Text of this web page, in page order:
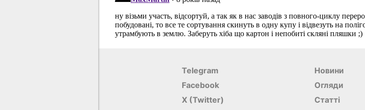
Telegram
Facebook
X (Twitter)
Новини
Огляди
Статті